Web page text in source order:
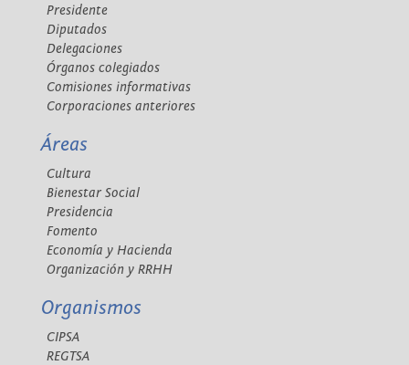
Presidente
Diputados
Delegaciones
Órganos colegiados
Comisiones informativas
Corporaciones anteriores
Áreas
Cultura
Bienestar Social
Presidencia
Fomento
Economía y Hacienda
Organización y RRHH
Organismos
CIPSA
REGTSA